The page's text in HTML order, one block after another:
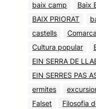
baix camp Baix
BAIX PRIORAT
castells
Cultura popular
EIN SERRA DE
EIN SERRES PAS
ermites
Falset
Filosofia